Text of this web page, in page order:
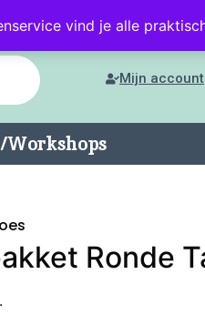
vind je alle
Mijn account
Ronde